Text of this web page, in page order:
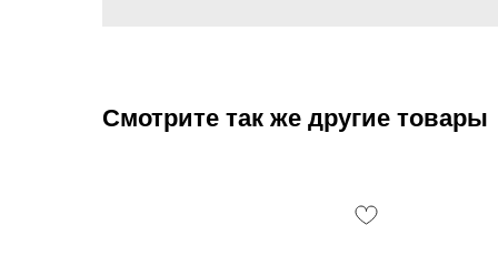
Смотрите так же другие товары